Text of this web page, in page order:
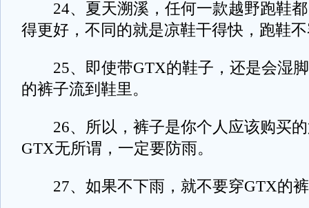
24、夏天溯溪，任何一款越野跑鞋都
得更好，不同的就是凉鞋干得快，跑鞋
25、即使带GTX的鞋子，还是会湿脚
的裤子流到鞋里。
26、所以，裤子是你个人应该购买的
GTX无所谓，一定要防雨。
27、如果不下雨，就不要穿GTX的